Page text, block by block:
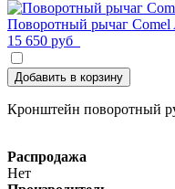
Поворотный рычаг Comel
15 650 руб
Добавить в корзину
Кронштейн поворотный
Распродажа
Нет